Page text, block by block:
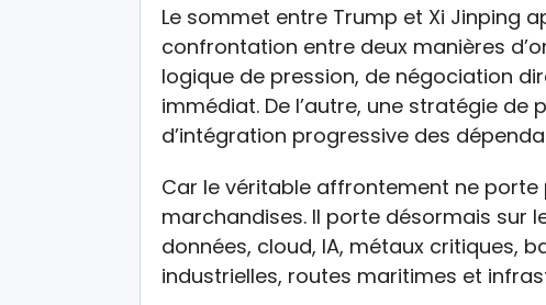
Le sommet entre Trump et Xi Jinping
confrontation entre deux manières
logique de pression, de négociation
immédiat. De l’autre, une stratégie de
d’intégration progressive des
Car le véritable affrontement ne porte
marchandises. Il porte désormais sur
données, cloud, IA, métaux critiques,
industrielles, routes maritimes et